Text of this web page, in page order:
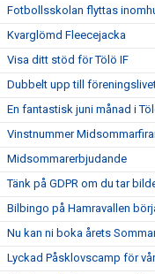
Fotbollsskolan flyttas
Kvarglömd Fleecejacka
Visa ditt stöd för Tölö IF
Dubbelt upp till
En fantastisk juni månad i
Vinstnummer
Midsommarerbjudande
Tänk på GDPR om du tar
Bilbingo på Hamravallen
Nu kan ni boka årets
Lyckad Påsklovscamp för